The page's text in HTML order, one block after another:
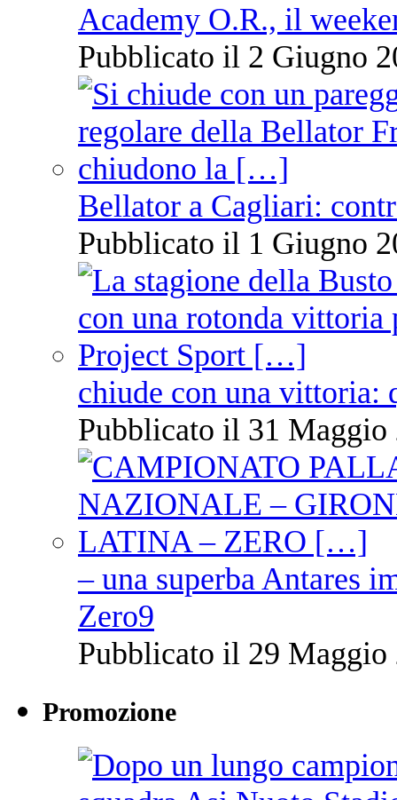
Academy O.R., il
Pubblicato il 2 Giugno
Bellator a Cagliari:
Pubblicato il 1 Giugno
chiude con una vittoria:
Pubblicato il 31 Maggio
– una superba Antares
Zero9
Pubblicato il 29 Maggio
Promozione